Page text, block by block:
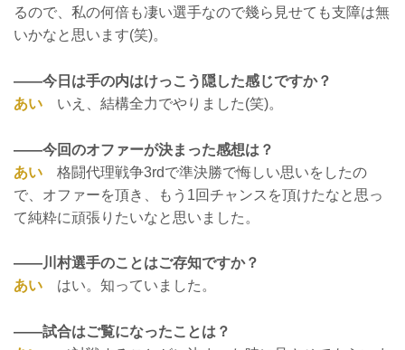
るので、私の何倍も凄い選手なので幾ら見せても支障は無
いかなと思います(笑)。
——今日は手の内はけっこう隠した感じですか？
あい いえ、結構全力でやりました(笑)。
——今回のオファーが決まった感想は？
あい 格闘代理戦争3rdで準決勝で悔しい思いをしたの
で、オファーを頂き、もう1回チャンスを頂けたなと思っ
て純粋に頑張りたいなと思いました。
——川村選手のことはご存知ですか？
あい はい。知っていました。
——試合はご覧になったことは？